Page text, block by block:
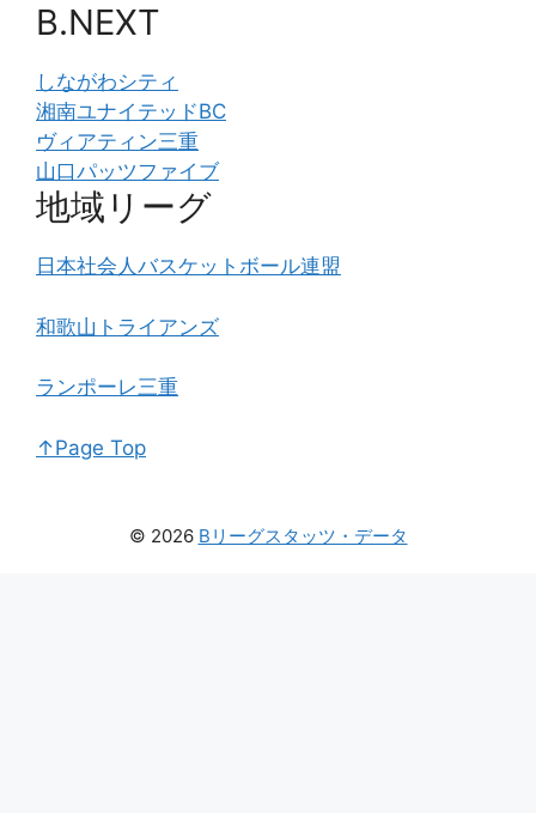
B.NEXT
しながわシティ
湘南ユナイテッドBC
ヴィアティン三重
山口パッツファイブ
地域リーグ
日本社会人バスケットボール連盟
和歌山トライアンズ
ランポーレ三重
↑Page Top
© 2026 Bリーグスタッツ・データ